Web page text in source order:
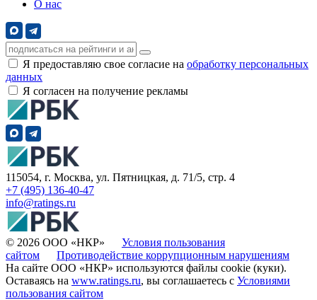
О нас
Я предоставляю свое согласие на обработку персональных
данных
Я согласен на получение рекламы
115054, г. Москва, ул. Пятницкая, д. 71/5, стр. 4
+7 (495) 136-40-47
info@ratings.ru
© 2026 ООО «НКР» Условия пользования
сайтом
Противодействие коррупционным нарушениям
На сайте ООО «НКР» используются файлы cookie (куки).
Оставаясь на www.ratings.ru, вы соглашаетесь с Условиями
пользования сайтом